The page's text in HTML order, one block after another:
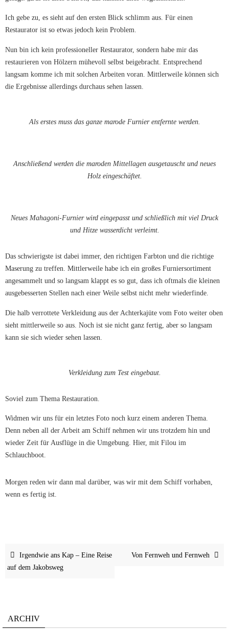
Ich gebe zu, es sieht auf den ersten Blick schlimm aus. Für einen
Restaurator ist so etwas jedoch kein Problem.
Nun bin ich kein professioneller Restaurator, sondern habe mir das
restaurieren von Hölzern mühevoll selbst beigebracht. Entsprechend
langsam komme ich mit solchen Arbeiten voran. Mittlerweile können sich
die Ergebnisse allerdings durchaus sehen lassen.
Als erstes muss das ganze marode Furnier entfernte werden.
Anschließend werden die maroden Mittellagen ausgetauscht und neues
Holz eingeschäftet.
Neues Mahagoni-Furnier wird eingepasst und schließlich mit viel Druck
und Hitze wasserdicht verleimt.
Das schwierigste ist dabei immer, den richtigen Farbton und die richtige
Maserung zu treffen. Mittlerweile habe ich ein großes Furniersortiment
angesammelt und so langsam klappt es so gut, dass ich oftmals die kleinen
ausgebesserten Stellen nach einer Weile selbst nicht mehr wiederfinde.
Die halb verrottete Verkleidung aus der Achterkajüte vom Foto weiter oben
sieht mittlerweile so aus. Noch ist sie nicht ganz fertig, aber so langsam
kann sie sich wieder sehen lassen.
Verkleidung zum Test eingebaut.
Soviel zum Thema Restauration.
Widmen wir uns für ein letztes Foto noch kurz einem anderen Thema.
Denn neben all der Arbeit am Schiff nehmen wir uns trotzdem hin und
wieder Zeit für Ausflüge in die Umgebung. Hier, mit Filou im
Schlauchboot.
Morgen reden wir dann mal darüber, was wir mit dem Schiff vorhaben,
wenn es fertig ist.
Irgendwie ans Kap – Eine Reise
auf dem Jakobsweg
Von Fernweh und Fernweh
ARCHIV